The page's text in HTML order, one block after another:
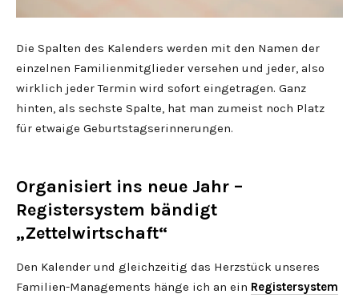
Die Spalten des Kalenders werden mit den Namen der
einzelnen Familienmitglieder versehen und jeder, also
wirklich jeder Termin wird sofort eingetragen. Ganz
hinten, als sechste Spalte, hat man zumeist noch Platz
für etwaige Geburtstagserinnerungen.
Organisiert ins neue Jahr –
Registersystem bändigt
„Zettelwirtschaft“
Den Kalender und gleichzeitig das Herzstück unseres
Familien-Managements hänge ich an ein Registersystem